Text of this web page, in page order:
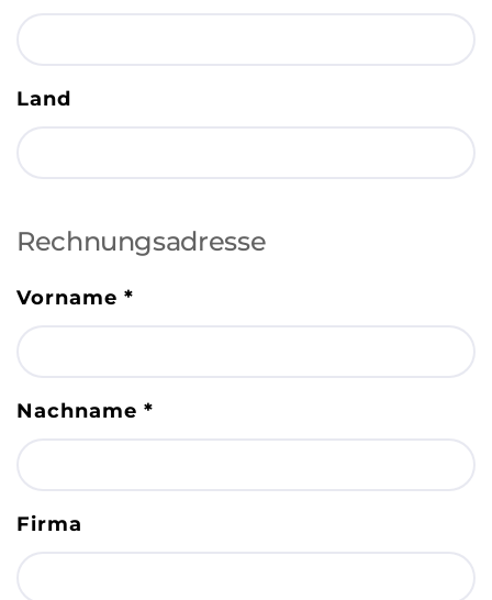
Land
Rechnungsadresse
Vorname *
Nachname *
Firma